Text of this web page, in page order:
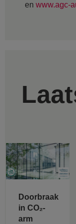
en www.agc-
Doorbraak
in CO₂-
arm